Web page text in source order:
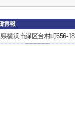
情報
横浜市緑区台村町656-18